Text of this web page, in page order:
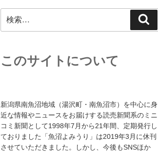
索:
索
このサイトについて
新潟県南魚沼地域（湯沢町・南魚沼市）を中心に身
近な情報やニュースをお届けする読売新聞系のミニ
コミ新聞として1998年7月から21年間、定期発行し
ておりました「魚沼よみうり」は2019年3月に休刊
させていただきました。しかし、今後もSNSほか